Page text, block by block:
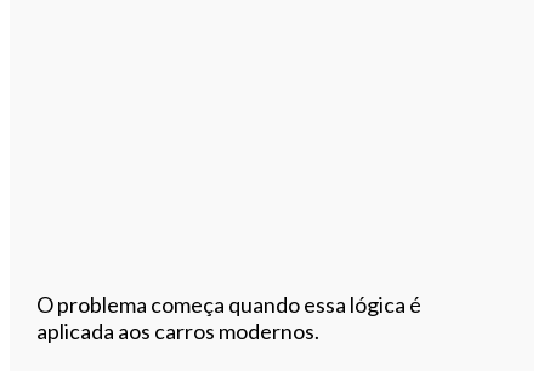
O problema começa quando essa lógica é
aplicada aos carros modernos.